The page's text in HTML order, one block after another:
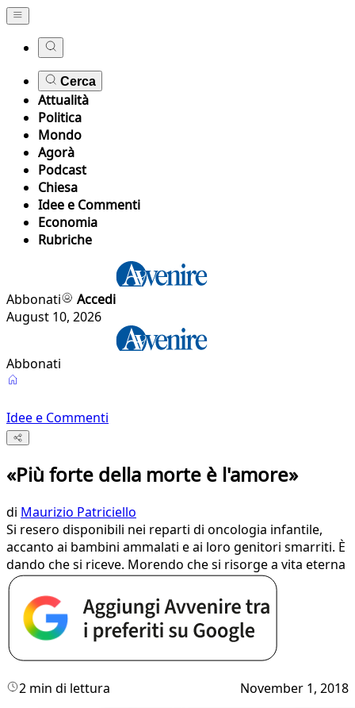
Cerca
Attualità
Politica
Mondo
Agorà
Podcast
Chiesa
Idee e Commenti
Economia
Rubriche
Abbonati
Accedi
August 10, 2026
Abbonati
Idee e Commenti
«Più forte della morte è l'amore»
di Maurizio Patriciello
Si resero disponibili nei reparti di oncologia infantile,
accanto ai bambini ammalati e ai loro genitori smarriti. È
dando che si riceve. Morendo che si risorge a vita eterna
2 min di lettura November 1, 2018